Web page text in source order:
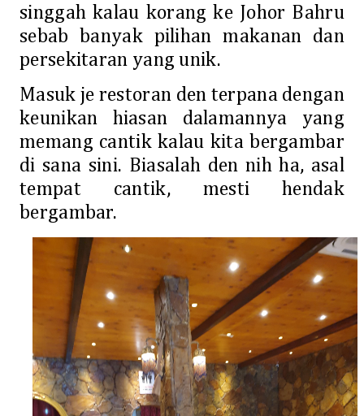
singgah kalau korang ke Johor Bahru
sebab banyak pilihan makanan dan
persekitaran yang unik.
Masuk je restoran den terpana dengan
keunikan hiasan dalamannya yang
memang cantik kalau kita bergambar
di sana sini. Biasalah den nih ha, asal
tempat cantik, mesti hendak
bergambar.